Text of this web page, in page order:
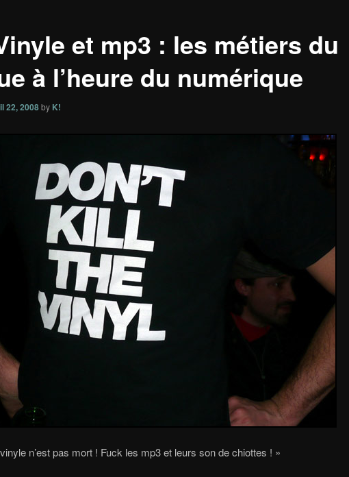
et mp3 : les métiers du
à l’heure du numérique
22, 2008by K!
n’est pas mort ! Fuck les mp3 et leurs son de chiottes ! »